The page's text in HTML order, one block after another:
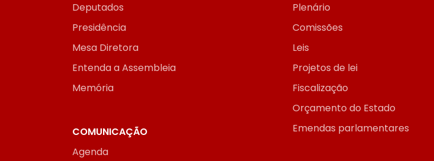
Deputados
Presidência
Mesa Diretora
Entenda a Assembleia
Memória
Plenário
Comissões
Leis
Projetos de lei
Fiscalização
Orçamento do Estado
Emendas parlamentares
COMUNICAÇÃO
Agenda